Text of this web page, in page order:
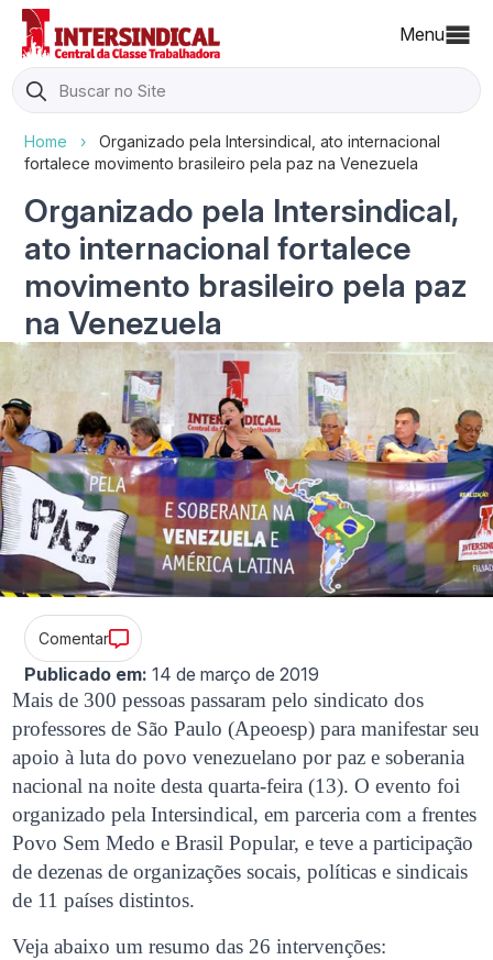
Menu
Search
for:
Home ›
Organizado pela Intersindical, ato internacional
fortalece movimento brasileiro pela paz na Venezuela
Organizado pela Intersindical,
ato internacional fortalece
movimento brasileiro pela paz
na Venezuela
Comentar
Publicado em: 14 de março de 2019
Mais de 300 pessoas passaram pelo sindicato dos
professores de São Paulo (Apeoesp) para manifestar seu
apoio à luta do povo venezuelano por paz e soberania
nacional na noite desta quarta-feira (13). O evento foi
organizado pela Intersindical, em parceria com a frentes
Povo Sem Medo e Brasil Popular, e teve a participação
de dezenas de organizações socais, políticas e sindicais
de 11 países distintos.
Veja abaixo um resumo das 26 intervenções: